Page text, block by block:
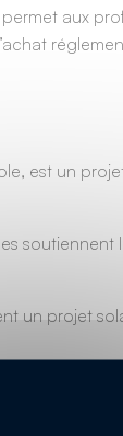
aux
est un
un projet
une